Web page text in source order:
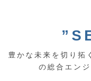
豊かな未来を切り拓
の総合エン